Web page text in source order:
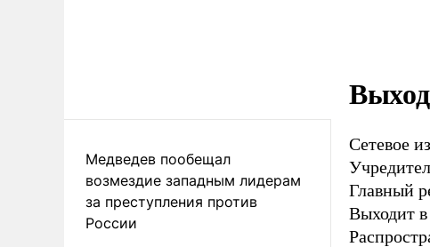
Медведев пообещал
возмездие западным лидерам
за преступления против
России
Сетевое
Главный
Выходит в